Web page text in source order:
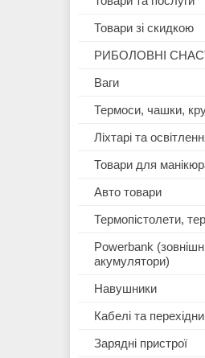
Товари зі скидкою
РИБОЛОВНІ
Ваги
Термоси, чашки,
Ліхтарі та
Товари для
Авто товари
Термопістолети,
Powerbank
акумулятори)
Навушники
Кабелі та
Зарядні пристрої